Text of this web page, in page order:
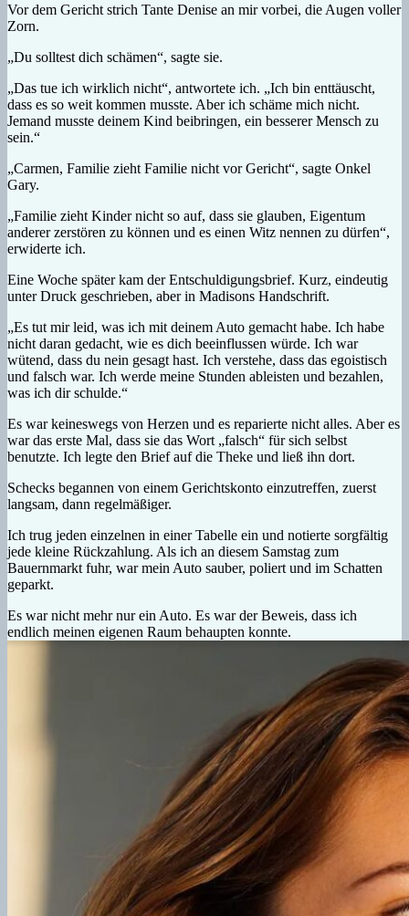
Vor dem Gericht strich Tante Denise an mir vorbei, die Augen voller
Zorn.
„Du solltest dich schämen“, sagte sie.
„Das tue ich wirklich nicht“, antwortete ich. „Ich bin enttäuscht,
dass es so weit kommen musste. Aber ich schäme mich nicht.
Jemand musste deinem Kind beibringen, ein besserer Mensch zu
sein.“
„Carmen, Familie zieht Familie nicht vor Gericht“, sagte Onkel
Gary.
„Familie zieht Kinder nicht so auf, dass sie glauben, Eigentum
anderer zerstören zu können und es einen Witz nennen zu dürfen“,
erwiderte ich.
Eine Woche später kam der Entschuldigungsbrief. Kurz, eindeutig
unter Druck geschrieben, aber in Madisons Handschrift.
„Es tut mir leid, was ich mit deinem Auto gemacht habe. Ich habe
nicht daran gedacht, wie es dich beeinflussen würde. Ich war
wütend, dass du nein gesagt hast. Ich verstehe, dass das egoistisch
und falsch war. Ich werde meine Stunden ableisten und bezahlen,
was ich dir schulde.“
Es war keineswegs von Herzen und es reparierte nicht alles. Aber es
war das erste Mal, dass sie das Wort „falsch“ für sich selbst
benutzte. Ich legte den Brief auf die Theke und ließ ihn dort.
Schecks begannen von einem Gerichtskonto einzutreffen, zuerst
langsam, dann regelmäßiger.
Ich trug jeden einzelnen in einer Tabelle ein und notierte sorgfältig
jede kleine Rückzahlung. Als ich an diesem Samstag zum
Bauernmarkt fuhr, war mein Auto sauber, poliert und im Schatten
geparkt.
Es war nicht mehr nur ein Auto. Es war der Beweis, dass ich
endlich meinen eigenen Raum behaupten konnte.